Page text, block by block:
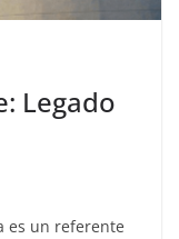
Legado
es un referente